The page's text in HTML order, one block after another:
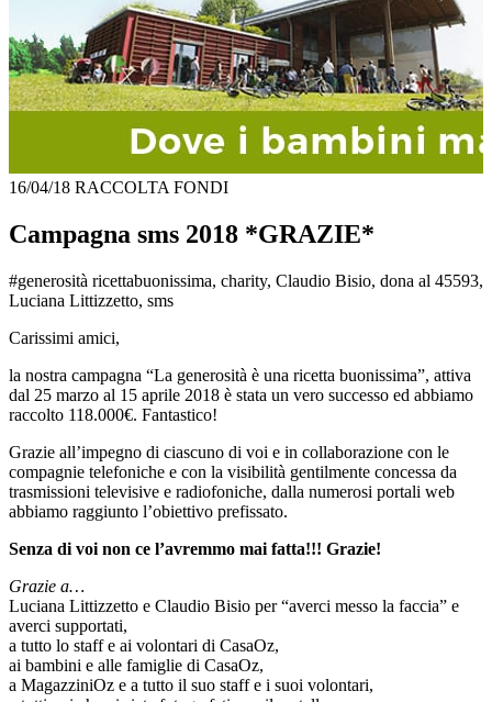
16/04/18 RACCOLTA FONDI
Campagna sms 2018 *GRAZIE*
#generosità ricettabuonissima, charity, Claudio Bisio, dona al 45593,
Luciana Littizzetto, sms
Carissimi amici,
la nostra campagna “La generosità è una ricetta buonissima”, attiva
dal 25 marzo al 15 aprile 2018 è stata un vero successo ed abbiamo
raccolto 118.000€. Fantastico!
Grazie all’impegno di ciascuno di voi e in collaborazione con le
compagnie telefoniche e con la visibilità gentilmente concessa da
trasmissioni televisive e radiofoniche, dalla numerosi portali web
abbiamo raggiunto l’obiettivo prefissato.
Senza di voi non ce l’avremmo mai fatta!!! Grazie!
Grazie a…
Luciana Littizzetto e Claudio Bisio per “averci messo la faccia” e
averci supportati,
a tutto lo staff e ai volontari di CasaOz,
ai bambini e alle famiglie di CasaOz,
a MagazziniOz e a tutto il suo staff e i suoi volontari,